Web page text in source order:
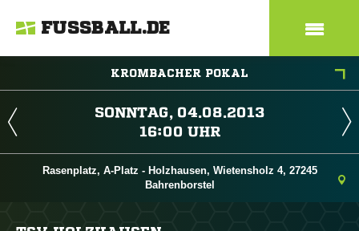
FUSSBALL.DE
KROMBACHER POKAL
 
 
Rasenplatz, A-Platz - Holzhausen, Wietensholz 4, 27245
Bahrenborstel